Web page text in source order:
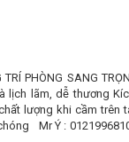
PHÒNG SANG
lịch lãm, dễ thương
lượng khi cầm trên
Mr Ý :